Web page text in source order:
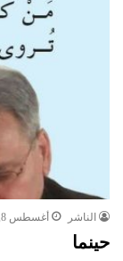
الناشر أغسطس 8, 2026
حينما